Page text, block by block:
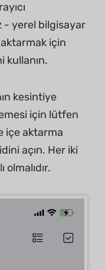
- yerel bilgisayar
için
kullanın.
kesintiye
için lütfen
içe aktarma
açın. Her iki
olmalıdır.